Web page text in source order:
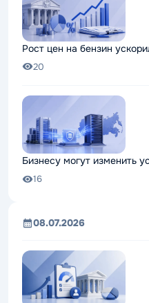
Рост цен на бензин
20
Бизнесу могут изменить
16
08.07.2026